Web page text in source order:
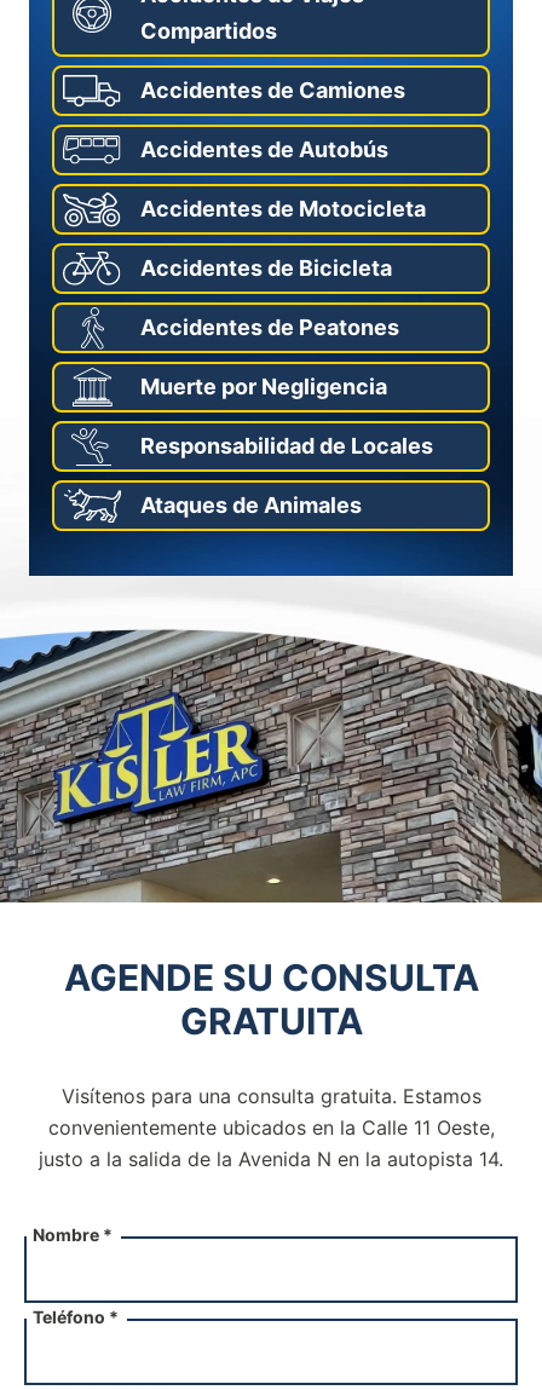
Compartidos
Accidentes de Camiones
Accidentes de Autobús
Accidentes de Motocicleta
Accidentes de Bicicleta
Accidentes de Peatones
Muerte por Negligencia
Responsabilidad de Locales
Ataques de Animales
AGENDE SU CONSULTA
GRATUITA
Visítenos para una consulta gratuita. Estamos
convenientemente ubicados en la Calle 11 Oeste,
justo a la salida de la Avenida N en la autopista 14.
Nombre *
Teléfono *